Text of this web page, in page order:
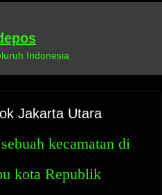
Indonesia
Jakarta Utara
kecamatan di
kota Republik